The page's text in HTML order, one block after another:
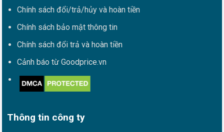
Chính sách đổi/trả/hủy và hoàn tiền
Chính sách bảo mật thông tin
Chính sách đổi trả và hoàn tiền
Cảnh báo từ Goodprice.vn
Thông tin công ty